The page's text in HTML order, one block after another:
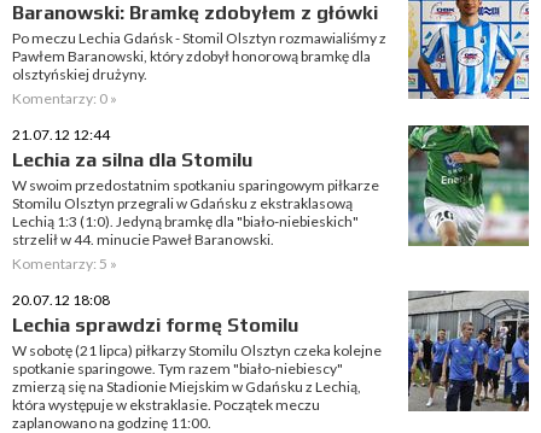
Baranowski: Bramkę zdobyłem z główki
Po meczu Lechia Gdańsk - Stomil Olsztyn rozmawialiśmy z
Pawłem Baranowski, który zdobył honorową bramkę dla
olsztyńskiej drużyny.
Komentarzy: 0 »
21.07.12 12:44
Lechia za silna dla Stomilu
W swoim przedostatnim spotkaniu sparingowym piłkarze
Stomilu Olsztyn przegrali w Gdańsku z ekstraklasową
Lechią 1:3 (1:0). Jedyną bramkę dla "biało-niebieskich"
strzelił w 44. minucie Paweł Baranowski.
Komentarzy: 5 »
20.07.12 18:08
Lechia sprawdzi formę Stomilu
W sobotę (21 lipca) piłkarzy Stomilu Olsztyn czeka kolejne
spotkanie sparingowe. Tym razem "biało-niebiescy"
zmierzą się na Stadionie Miejskim w Gdańsku z Lechią,
która występuje w ekstraklasie. Początek meczu
zaplanowano na godzinę 11:00.